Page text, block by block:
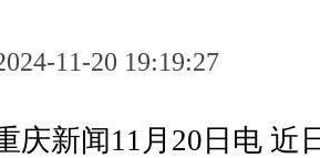
11-20 19:19:27
新闻11月20日电 近